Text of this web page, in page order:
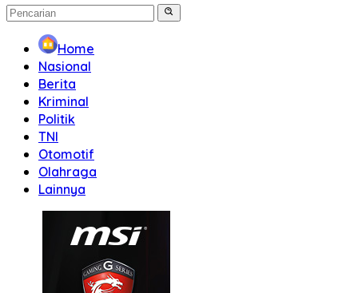
Home
Nasional
Berita
Kriminal
Politik
TNI
Otomotif
Olahraga
Lainnya